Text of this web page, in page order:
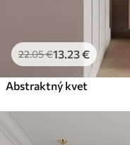
22.05€13.23€
Abstraktný kvet